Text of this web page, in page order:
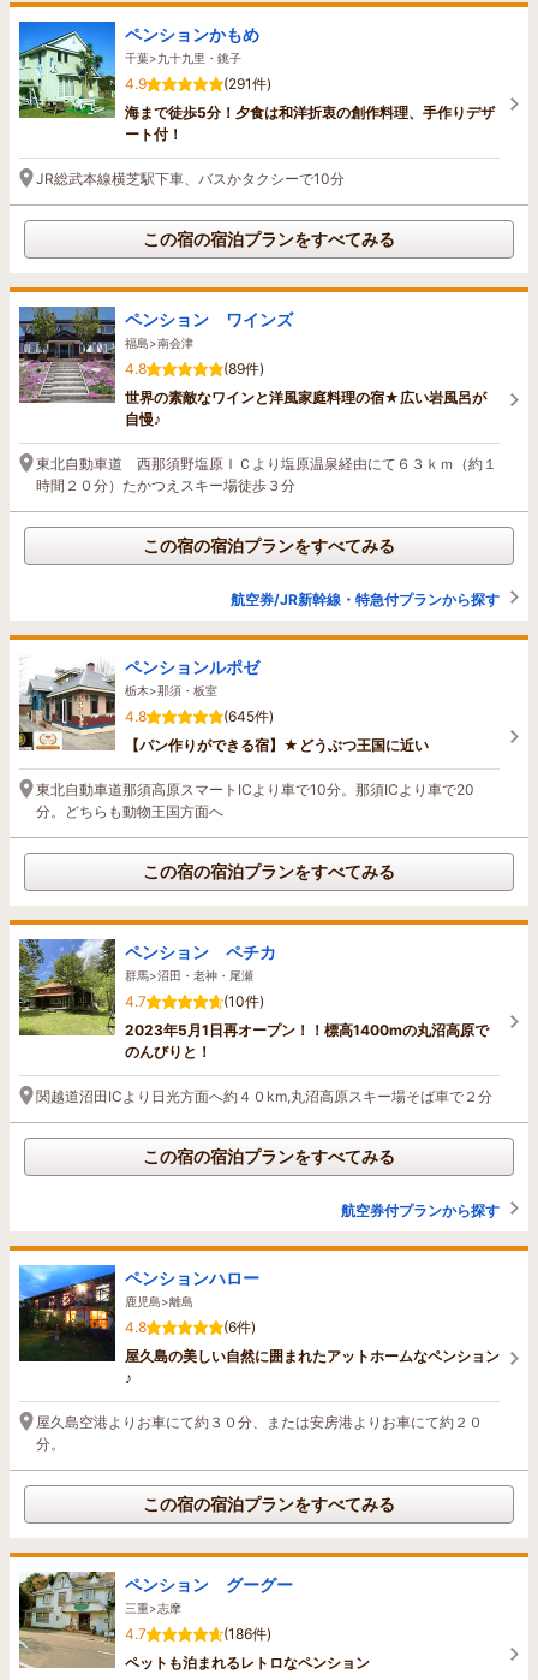
ペンションかもめ
千葉>九十九里・銚子
4.9
(291件)
海まで徒歩5分！夕食は和洋折衷の創作料理、手作りデザ
ート付！
JR総武本線横芝駅下車、バスかタクシーで10分
この宿の宿泊プランをすべてみる
ペンション ワインズ
福島>南会津
4.8
(89件)
世界の素敵なワインと洋風家庭料理の宿★広い岩風呂が
自慢♪
東北自動車道 西那須野塩原ＩＣより塩原温泉経由にて６３ｋｍ（約１
時間２０分）たかつえスキー場徒歩３分
この宿の宿泊プランをすべてみる
航空券/JR新幹線・特急付プランから探す
ペンションルポゼ
栃木>那須・板室
4.8
(645件)
【パン作りができる宿】★どうぶつ王国に近い
東北自動車道那須高原スマートICより車で10分。那須ICより車で20
分。どちらも動物王国方面へ
この宿の宿泊プランをすべてみる
ペンション ペチカ
群馬>沼田・老神・尾瀬
4.7
(10件)
2023年5月1日再オープン！！標高1400mの丸沼高原で
のんびりと！
関越道沼田ICより日光方面へ約４０km,丸沼高原スキー場そば車で２分
この宿の宿泊プランをすべてみる
航空券付プランから探す
ペンションハロー
鹿児島>離島
4.8
(6件)
屋久島の美しい自然に囲まれたアットホームなペンション
♪
屋久島空港よりお車にて約３０分、または安房港よりお車にて約２０
分。
この宿の宿泊プランをすべてみる
ペンション グーグー
三重>志摩
4.7
(186件)
ペットも泊まれるレトロなペンション